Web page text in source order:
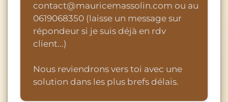
contact@mauricemassolin.com ou au
0619068350 (laisse un message sur
répondeur si je suis déjà en rdv
client...)
Nous reviendrons vers toi avec une
solution dans les plus brefs délais.